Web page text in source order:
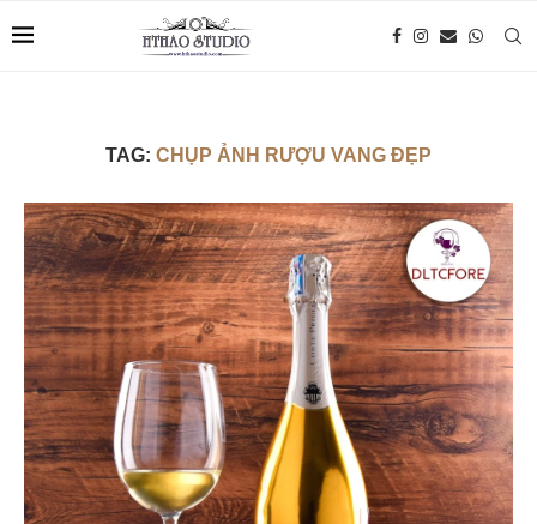
TAG: CHỤP ẢNH RƯỢU VANG ĐẸP